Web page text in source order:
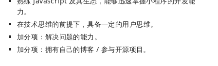
力。
在技术思维的前提下，具备一定的用户思维。
加分项：解决问题的能力。
加分项：拥有自己的博客 / 参与开源项目。